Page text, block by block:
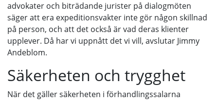
advokater och biträdande jurister på dialogmöten
säger att era expeditionsvakter inte gör någon skillnad
på person, och att det också är vad deras klienter
upplever. Då har vi uppnått det vi vill, avslutar Jimmy
Andeblom.
Säkerheten och trygghet
När det gäller säkerheten i förhandlingssalarna